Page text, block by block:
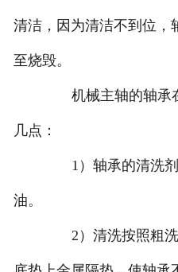
清洁，因为清洁不到位，
至烧毁。
机械主轴的轴承
几点：
1）轴承的清洗剂
油。
2）清洗按照粗洗